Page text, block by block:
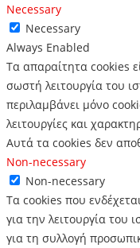
Necessary
Necessary
Always Enabled
Τα απαραίτητα cookies
σωστή λειτουργία του
περιλαμβάνει μόνο
λειτουργίες και
Αυτά τα cookies δεν
Non-necessary
Non-necessary
Τα cookies που
για την λειτουργία του
για τη συλλογή